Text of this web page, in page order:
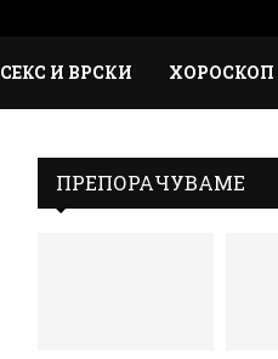
СЕКС И ВРСКИ ХОРОСКОП
ПРЕПОРАЧУВАМЕ